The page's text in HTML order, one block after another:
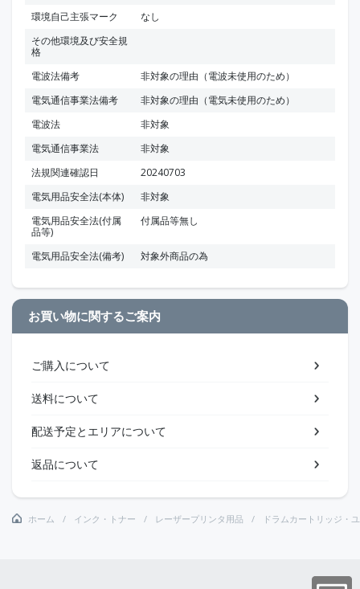
環境自己主張マーク
なし
その他環境及び安全規
格
電波法備考
非対象の理由（電波未使用のため）
電気通信事業法備考
非対象の理由（電気未使用のため）
電波法
非対象
電気通信事業法
非対象
法規関連確認日
20240703
電気用品安全法(本体)
非対象
電気用品安全法(付属
品等)
付属品等無し
電気用品安全法(備考) 対象外商品の為
お買い物に関するご案内
ご購入について
送料について
配送予定とエリアについて
返品について
ホーム インク・トナー レーザープリンタ用品 ドラムカートリッジ・